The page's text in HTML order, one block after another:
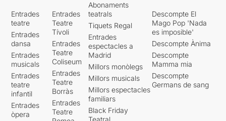
Entrades
teatre
Entrades
dansa
Entrades
musicals
Entrades
teatre
infantil
Entrades
òpera
Entrades
Teatre
Tívoli
Entrades
Teatre
Coliseum
Entrades
Teatre
Borràs
Entrades
Teatre
Abonaments
teatrals
Tiquets Regal
Entrades
espectacles a
Madrid
Millors monòlegs
Millors musicals
Millors espectacles
familiars
Black Friday
Descompte El
Mago Pop 'Nada
es imposible'
Descompte Ànima
Descompte
Mamma mia
Descompte
Germans de sang